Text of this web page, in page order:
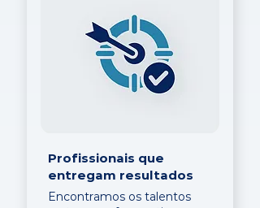
Profissionais que
entregam resultados
Encontramos os talentos